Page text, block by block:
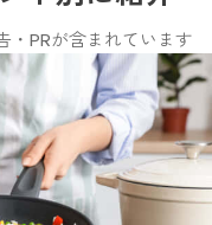
PRが含まれています